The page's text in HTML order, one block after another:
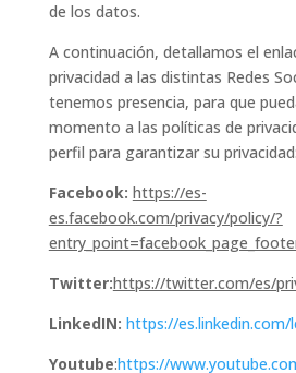
de los datos.
A continuación, detallamos el
privacidad a las distintas Redes
tenemos presencia, para que
momento a las políticas de
perfil para garantizar su privacidad:
Facebook: https://es-
es.facebook.com/privacy/policy/?
Twitter:https://twitter.com/es/
LinkedIN: https://es.linkedin.com/
Youtube:https://